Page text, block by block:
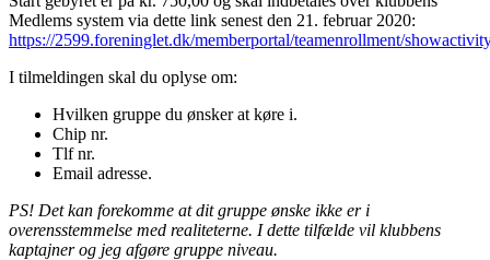
Medlems system via dette link senest den 21. februar 2020:
https://2599.foreninglet.dk/memberportal/teamenrollment/
I tilmeldingen skal du oplyse om:
Hvilken gruppe du ønsker at køre i.
Chip nr.
Tlf nr.
Email adresse.
PS! Det kan forekomme at dit gruppe ønske ikke er i
overensstemmelse med realiteterne. I dette tilfælde vil klubbens
kaptajner og jeg afgøre gruppe niveau.